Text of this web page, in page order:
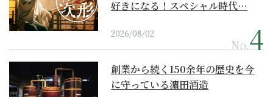
好きになる！スペシャル時代…
2026/08/02
No.
創業から続く150余年の歴史を今
に守っている濵田酒造